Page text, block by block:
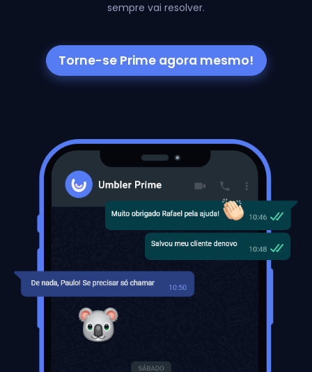
sempre vai resolver.
Torne-se Prime agora mesmo!